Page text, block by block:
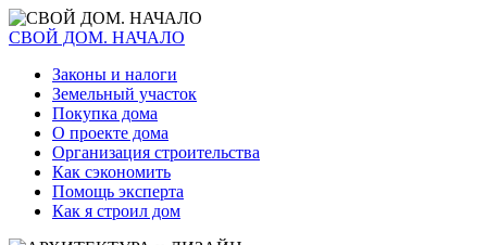
СВОЙ ДОМ. НАЧАЛО
Законы и налоги
Земельный участок
Покупка дома
О проекте дома
Организация строительства
Как сэкономить
Помощь эксперта
Как я строил дом